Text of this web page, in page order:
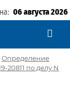
06 августа 2026
Определение
20811 по делу N